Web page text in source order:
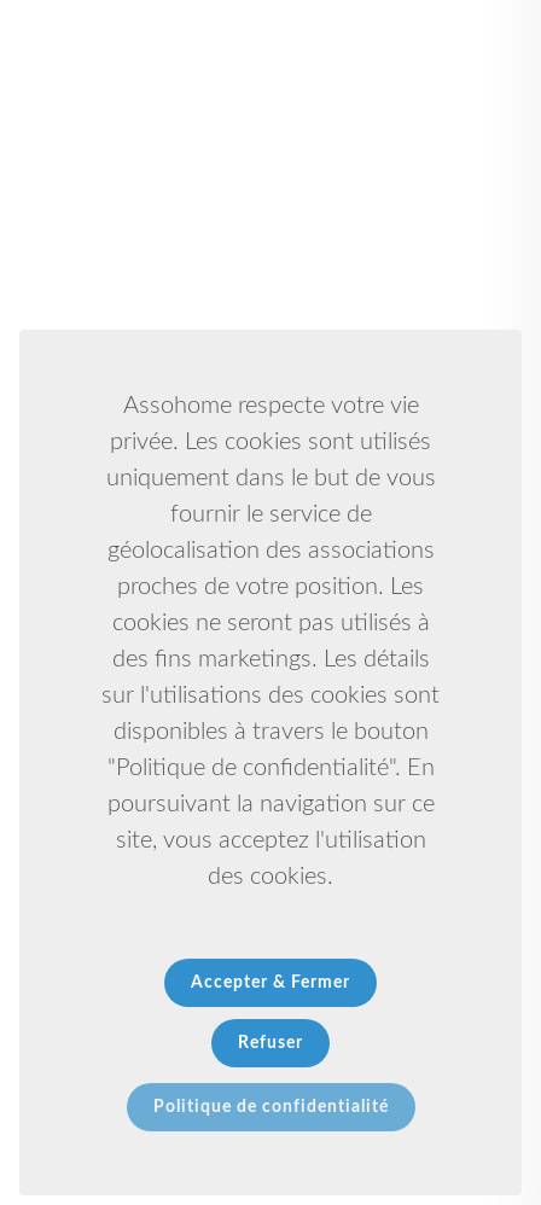
Assohome respecte votre vie
privée. Les cookies sont utilisés
uniquement dans le but de vous
fournir le service de
géolocalisation des associations
proches de votre position. Les
cookies ne seront pas utilisés à
des fins marketings. Les détails
sur l'utilisations des cookies sont
disponibles à travers le bouton
"Politique de confidentialité". En
poursuivant la navigation sur ce
site, vous acceptez l'utilisation
des cookies.
Accepter & Fermer
Refuser
Politique de confidentialité